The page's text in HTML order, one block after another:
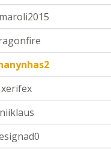
xerifex
niiklaus